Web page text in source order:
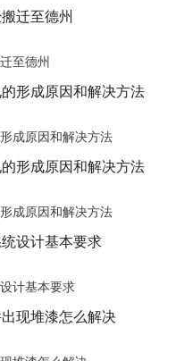
迁至德州
至德州
形成原因和解决方法
成原因和解决方法
形成原因和解决方法
成原因和解决方法
设计基本要求
计基本要求
现堆漆怎么解决